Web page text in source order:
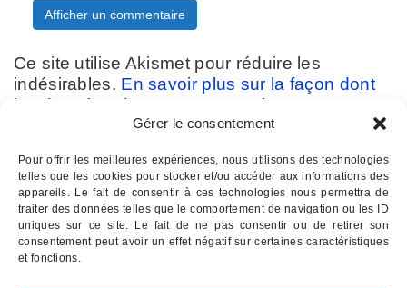
Gérer le consentement
Pour offrir les meilleures expériences, nous utilisons des technologies
telles que les cookies pour stocker et/ou accéder aux informations des
appareils. Le fait de consentir à ces technologies nous permettra de
traiter des données telles que le comportement de navigation ou les ID
uniques sur ce site. Le fait de ne pas consentir ou de retirer son
consentement peut avoir un effet négatif sur certaines caractéristiques
et fonctions.
Ce site utilise Akismet pour réduire les
indésirables. En savoir plus sur la façon dont
les données de vos commentaires sont
Contactez-nous :07 82 11 22 85